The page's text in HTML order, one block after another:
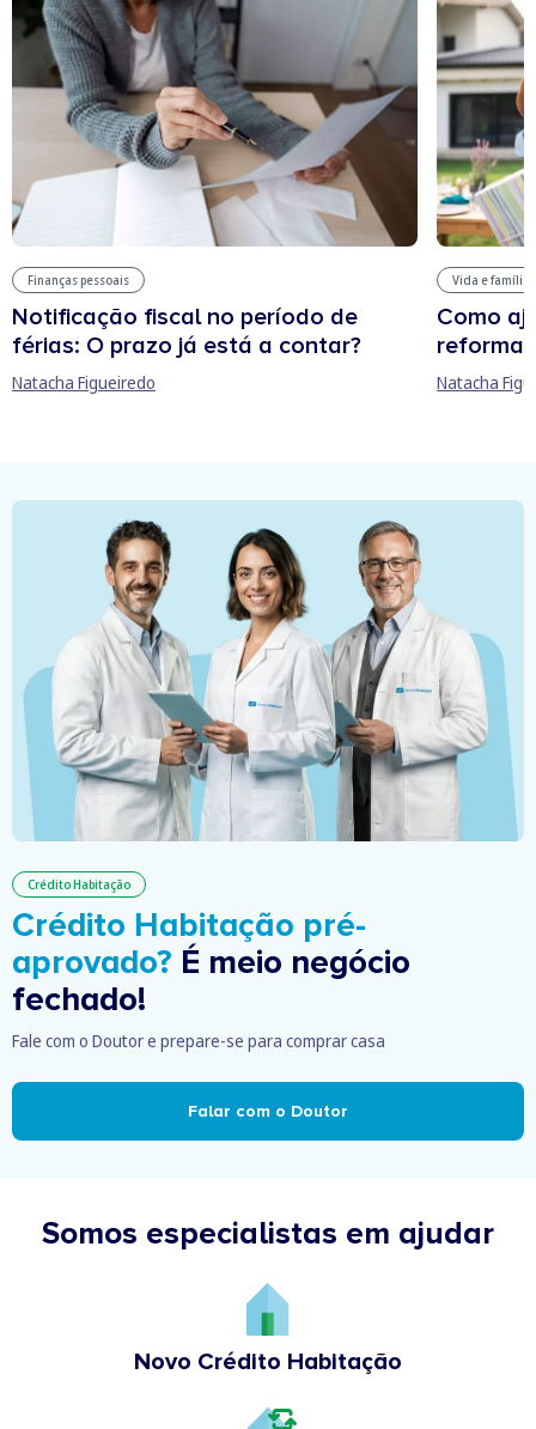
Finanças pessoais
Notificação fiscal no período de
férias: O prazo já está a contar?
Natacha Figueiredo
Vida e família
Como
reforma
Natacha
Crédito Habitação
Crédito Habitação pré-
aprovado? É meio negócio
fechado!
Fale com o Doutor e prepare-se para comprar casa
Falar com o Doutor
Somos especialistas em ajudar
Novo Crédito Habitação